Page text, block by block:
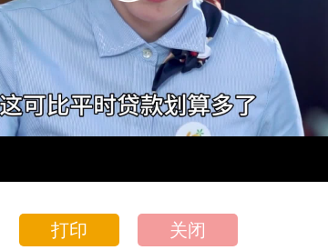
打印 关闭